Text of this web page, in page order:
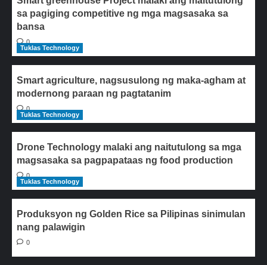
sa pagiging competitive ng mga magsasaka sa
bansa
0
Tuklas Technology
Smart agriculture, nagsusulong ng maka-agham at
modernong paraan ng pagtatanim
0
Tuklas Technology
Drone Technology malaki ang naitutulong sa mga
magsasaka sa pagpapataas ng food production
0
Tuklas Technology
Produksyon ng Golden Rice sa Pilipinas sinimulan
nang palawigin
0